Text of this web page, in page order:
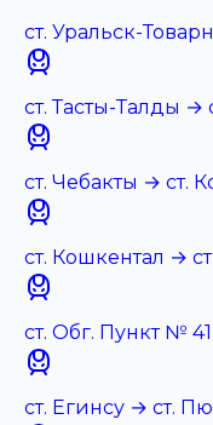
ст. Уральск-
ст. Тасты-Талды →
ст. Чебакты → ст.
ст. Кошкентал →
ст. Обг. Пункт №
ст. Егинсу → ст.